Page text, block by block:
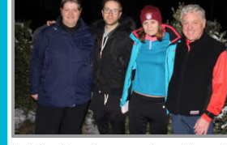
Schwimmen
Orientierungslauf
Nachwuchsförderung
Sportabzeichen
Bankverbindung